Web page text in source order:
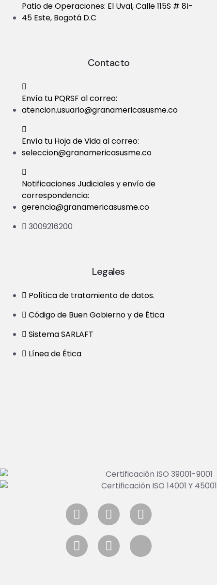
Patio de Operaciones: El Uval, Calle 115S # 8I-
45 Este, Bogotá D.C
Contacto
Envía tu PQRSF al correo:
atencion.usuario@granamericasusme.co
Envía tu Hoja de Vida al correo:
seleccion@granamericasusme.co
Notificaciones Judiciales y envío de
correspondencia:
gerencia@granamericasusme.co
3009216200
Legales
Política de tratamiento de datos.
Código de Buen Gobierno y de Ética
Sistema SARLAFT
Línea de Ética